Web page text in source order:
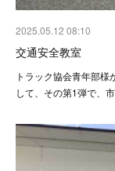
2025.05.12 08:10
交通安全教室
トラック協会青年部
して、その第1弾で、